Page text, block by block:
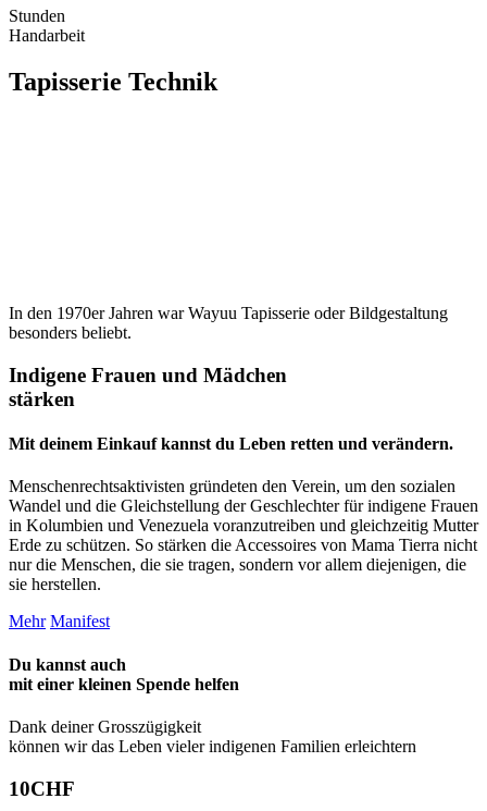
Stunden
Handarbeit
Tapisserie Technik
In den 1970er Jahren war Wayuu Tapisserie oder Bildgestaltung
besonders beliebt.
Indigene Frauen und Mädchen
stärken
Mit deinem Einkauf kannst du Leben retten und verändern.
Menschenrechtsaktivisten gründeten den Verein, um den sozialen
Wandel und die Gleichstellung der Geschlechter für indigene Frauen
in Kolumbien und Venezuela voranzutreiben und gleichzeitig Mutter
Erde zu schützen. So stärken die Accessoires von Mama Tierra nicht
nur die Menschen, die sie tragen, sondern vor allem diejenigen, die
sie herstellen.
Mehr Manifest
Du kannst auch
mit einer kleinen Spende helfen
Dank deiner Grosszügigkeit
können wir das Leben vieler indigenen Familien erleichtern
10CHF